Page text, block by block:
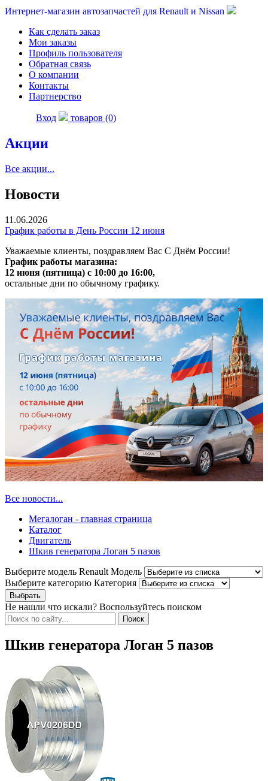
Интернет-магазин автозапчастей для Renault и Nissan
Как сделать заказ
Мои заказы
Профиль пользователя
Обратная связь
О компании
Контакты
Партнерство
Вход товаров (0)
Акции
Все акции...
Новости
11.06.2026
График работы в День России 12 июня
Уважаемые клиенты, поздравляем Вас С Днём России!
График работы магазина:
12 июня (пятница) с 10:00 до 16:00,
остальные дни по обычному графику.
Все новости...
Мегалоган - главная страница
Каталог
Двигатель
Шкив генератора Логан 5 пазов
Выберите модель Renault Модель
Выберите категорию Категория
Не нашли что искали? Воспользуйтесь поиском
Шкив генератора Логан 5 пазов